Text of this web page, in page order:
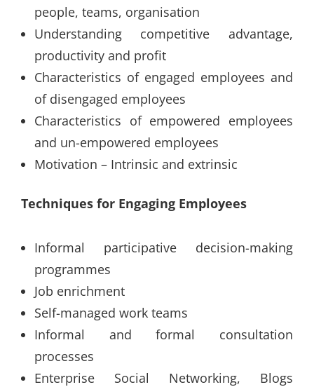
people, teams, organisation
Understanding competitive advantage,
productivity and profit
Characteristics of engaged employees and
of disengaged employees
Characteristics of empowered employees
and un-empowered employees
Motivation – Intrinsic and extrinsic
Techniques for Engaging Employees
Informal participative decision-making
programmes
Job enrichment
Self-managed work teams
Informal and formal consultation
processes
Enterprise Social Networking, Blogs